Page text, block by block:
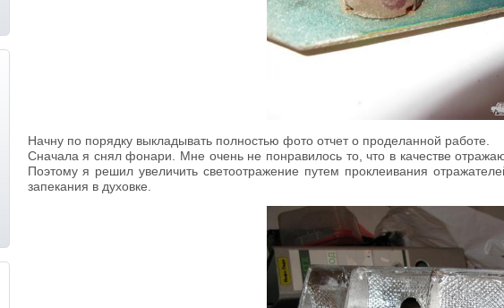
Начну по порядку выкладывать полностью фото отчет о проделанной работе.
Сначала я снял фонари. Мне очень не понравилось то, что в качестве
Поэтому я решил увеличить светоотражение путем проклеивания
запекания в духовке.